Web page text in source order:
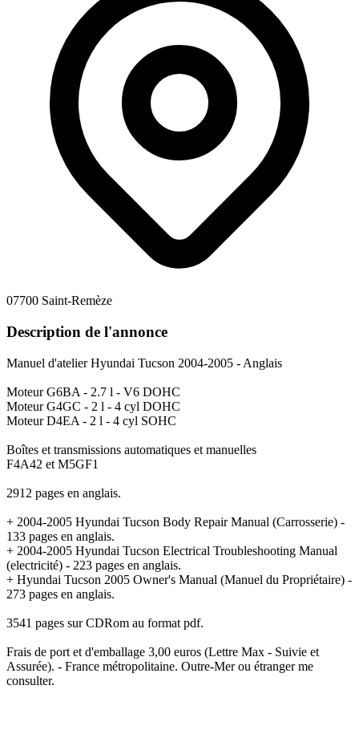
07700 Saint-Remèze
Description de l'annonce
Manuel d'atelier Hyundai Tucson 2004-2005 - Anglais
Moteur G6BA - 2.7 l - V6 DOHC
Moteur G4GC - 2 l - 4 cyl DOHC
Moteur D4EA - 2 l - 4 cyl SOHC
Boîtes et transmissions automatiques et manuelles
F4A42 et M5GF1
2912 pages en anglais.
+ 2004-2005 Hyundai Tucson Body Repair Manual (Carrosserie) -
133 pages en anglais.
+ 2004-2005 Hyundai Tucson Electrical Troubleshooting Manual
(electricité) - 223 pages en anglais.
+ Hyundai Tucson 2005 Owner's Manual (Manuel du Propriétaire) -
273 pages en anglais.
3541 pages sur CDRom au format pdf.
Frais de port et d'emballage 3,00 euros (Lettre Max - Suivie et
Assurée). - France métropolitaine. Outre-Mer ou étranger me
consulter.